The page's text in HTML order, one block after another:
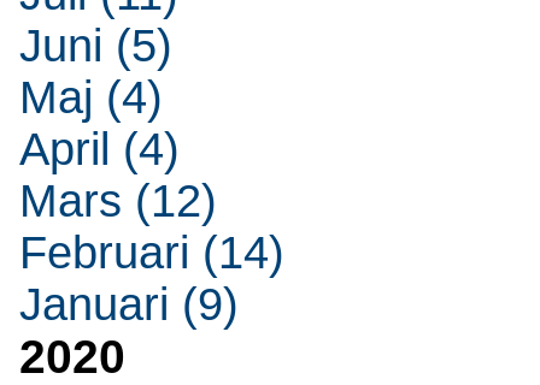
Juni (5)
Maj (4)
April (4)
Mars (12)
Februari (14)
Januari (9)
2020